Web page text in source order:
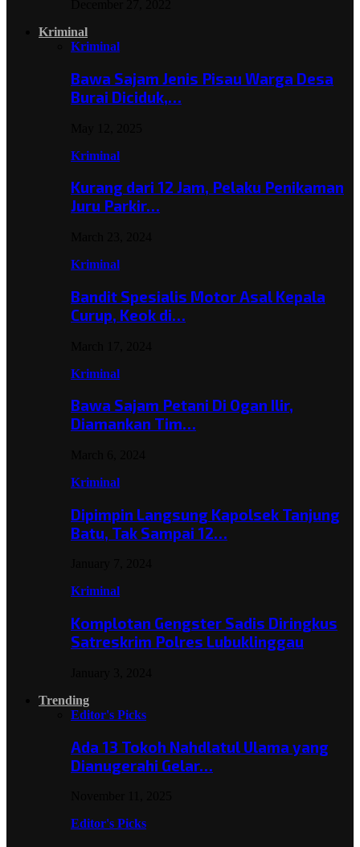
Kriminal
Kriminal
Bawa Sajam Jenis Pisau Warga Desa
Burai Diciduk,…
Kriminal
Kurang dari 12 Jam, Pelaku Penikaman
Juru Parkir…
Kriminal
Bandit Spesialis Motor Asal Kepala
Curup, Keok di…
Kriminal
Bawa Sajam Petani Di Ogan Ilir,
Diamankan Tim…
Kriminal
Dipimpin Langsung Kapolsek Tanjung
Batu, Tak Sampai 12…
Kriminal
Komplotan Gengster Sadis Diringkus
Satreskrim Polres Lubuklinggau
Trending
Editor's Picks
Ada 13 Tokoh Nahdlatul Ulama yang
Dianugerahi Gelar…
Editor's Picks